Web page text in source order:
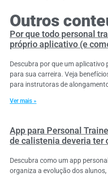
Outros
Por que todo personal
próprio aplicativo (e
Descubra por que um aplicativo
para sua carreira. Veja
para instrutoras de
Ver mais »
App para Personal
de calistenia deveria ter
Descubra como um app
organiza a evolução dos